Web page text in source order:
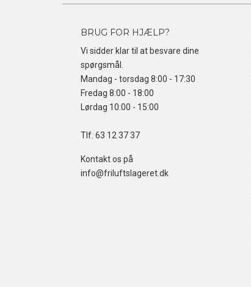
BRUG FOR HJÆLP?
Vi sidder klar til at besvare dine
spørgsmål.
Mandag - torsdag 8:00 - 17:30
Fredag 8:00 - 18:00
Lørdag 10:00 - 15:00
Tlf. 63 12 37 37
Kontakt os på
info@friluftslageret.dk